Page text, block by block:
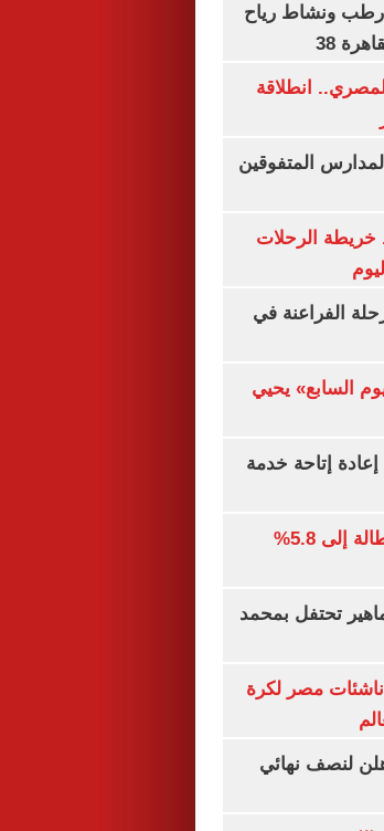
رطب ونشاط رياح
38
انطلاقة
لمدارس المتفوقين
قطارات الصعيد 2026.. خريطة الرحلات
الفراعنة في
السابع» يحيي
إعادة إتاحة خدمة
جهاز الإحصاء: تراجع معدل البطالة إلى 5.8%
تحتفل بمحمد
مصر لكرة
لنصف نهائي